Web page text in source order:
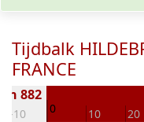
Tijdbalk
FRANCE
-10 0 10 20
882